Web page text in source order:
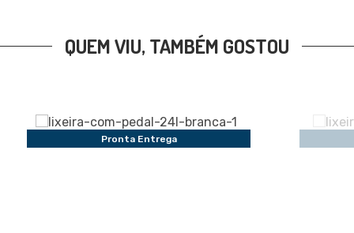
QUEM VIU, TAMBÉM GOSTOU
Pronta Entrega